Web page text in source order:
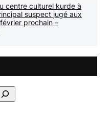
centre culturel kurde à
suspect jugé aux
prochain –